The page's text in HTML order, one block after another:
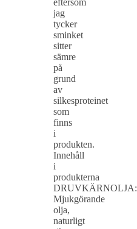
jag
tycker
sminket
sitter
sämre
på
grund
av
silkesproteinet
som
finns
i
produkten.
Innehåll
i
produkterna
DRUVKÄRNOLJA:
Mjukgörande
olja,
naturligt